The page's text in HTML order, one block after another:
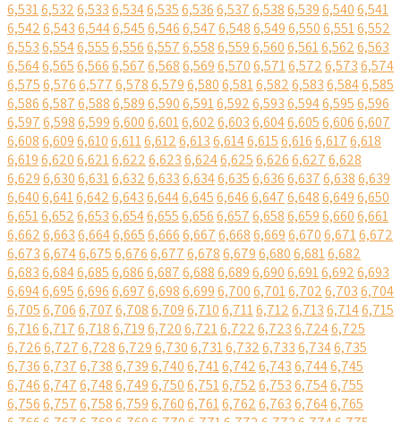
6,5316,5326,5336,5346,5356,5366,5376,5386,5396,5406,541
6,5426,5436,5446,5456,5466,5476,5486,5496,5506,5516,552
6,5536,5546,5556,5566,5576,5586,5596,5606,5616,5626,563
6,5646,5656,5666,5676,5686,5696,5706,5716,5726,5736,574
6,5756,5766,5776,5786,5796,5806,5816,5826,5836,5846,585
6,5866,5876,5886,5896,5906,5916,5926,5936,5946,5956,596
6,5976,5986,5996,6006,6016,6026,6036,6046,6056,6066,607
6,6086,6096,6106,6116,6126,6136,6146,6156,6166,6176,618
6,6196,6206,6216,6226,6236,6246,6256,6266,6276,628
6,6296,6306,6316,6326,6336,6346,6356,6366,6376,6386,639
6,6406,6416,6426,6436,6446,6456,6466,6476,6486,6496,650
6,6516,6526,6536,6546,6556,6566,6576,6586,6596,6606,661
6,6626,6636,6646,6656,6666,6676,6686,6696,6706,6716,672
6,6736,6746,6756,6766,6776,6786,6796,6806,6816,682
6,6836,6846,6856,6866,6876,6886,6896,6906,6916,6926,693
6,6946,6956,6966,6976,6986,6996,7006,7016,7026,7036,704
6,7056,7066,7076,7086,7096,7106,7116,7126,7136,7146,715
6,7166,7176,7186,7196,7206,7216,7226,7236,7246,725
6,7266,7276,7286,7296,7306,7316,7326,7336,7346,735
6,7366,7376,7386,7396,7406,7416,7426,7436,7446,745
6,7466,7476,7486,7496,7506,7516,7526,7536,7546,755
6,7566,7576,7586,7596,7606,7616,7626,7636,7646,765